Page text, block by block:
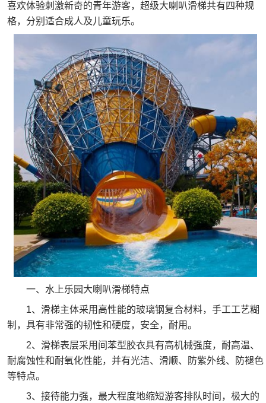
喜欢体验刺激新奇的青年游客，超级大喇叭滑梯共有四种规
格，分别适合成人及儿童玩乐。
一、水上乐园大喇叭滑梯特点
1、滑梯主体采用高性能的玻璃钢复合材料，手工工艺糊
制，具有非常强的韧性和硬度，安全，耐用。
2、滑梯表层采用间苯型胶衣具有高机械强度，耐高温、
耐腐蚀性和耐氧化性能，并有光洁、滑顺、防紫外线、防褪色
等特点。
3、接待能力强，最大程度地缩短游客排队时间，极大的